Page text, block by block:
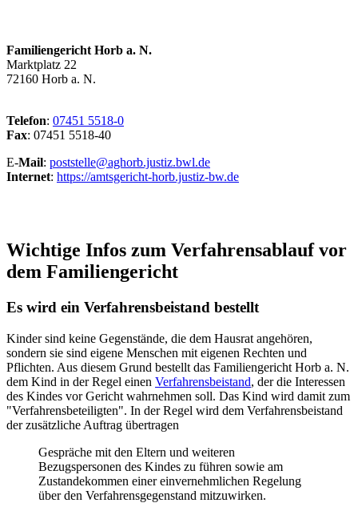
Familiengericht Horb a. N.
Marktplatz 22
72160 Horb a. N.
Telefon: 07451 5518-0
Fax: 07451 5518-40
E-Mail: poststelle@aghorb.justiz.bwl.de
Internet: https://amtsgericht-horb.justiz-bw.de
Wichtige Infos zum Verfahrensablauf vor
dem Familiengericht
Es wird ein Verfahrensbeistand bestellt
Kinder sind keine Gegenstände, die dem Hausrat angehören,
sondern sie sind eigene Menschen mit eigenen Rechten und
Pflichten. Aus diesem Grund bestellt das Familiengericht Horb a. N.
dem Kind in der Regel einen Verfahrensbeistand, der die Interessen
des Kindes vor Gericht wahrnehmen soll. Das Kind wird damit zum
"Verfahrensbeteiligten". In der Regel wird dem Verfahrensbeistand
der zusätzliche Auftrag übertragen
Gespräche mit den Eltern und weiteren
Bezugspersonen des Kindes zu führen sowie am
Zustandekommen einer einvernehmlichen Regelung
über den Verfahrensgegenstand mitzuwirken.